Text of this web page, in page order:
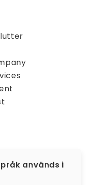
används i